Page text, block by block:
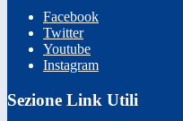
Facebook
Twitter
Youtube
Instagram
Sezione Link Utili